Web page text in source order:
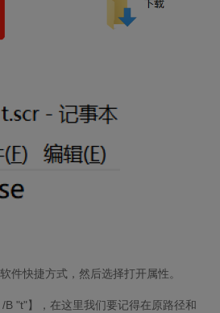
软件快捷方式，然后选择打开属性。
/B "t"】，在这里我们要记得在原路径和